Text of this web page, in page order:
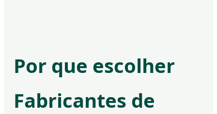
Por que escolher
Fabricantes de